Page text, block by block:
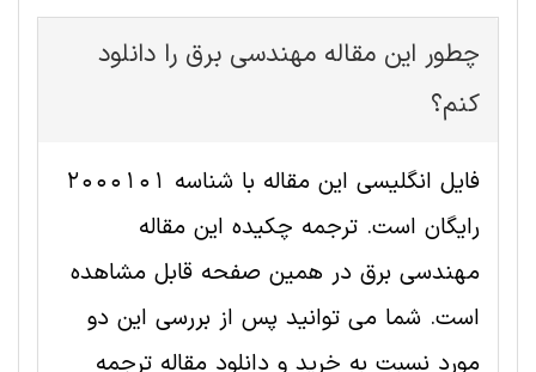
چطور این مقاله مهندسی برق را دانلود
کنم؟
فایل انگلیسی این مقاله با شناسه 2000101
رایگان است. ترجمه چکیده این مقاله
مهندسی برق در همین صفحه قابل مشاهده
است. شما می توانید پس از بررسی این دو
مورد نسبت به خرید و دانلود مقاله ترجمه